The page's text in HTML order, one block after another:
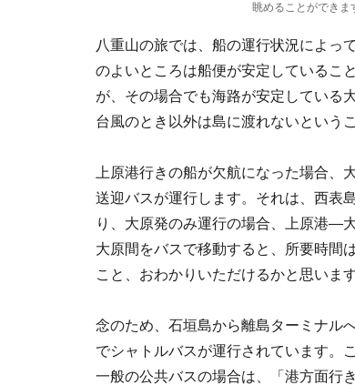
眺めることができま
八重山の旅では、船の運行状況によっ
のよいところは船便が安定しているこ
が、その場合でも海路が安定している
台風のとき以外は島に渡れないという
上原港行きの船が欠航になった場合
送迎バスが運行します。それは、西表
り、大原発のみ運行の場合、上原港—
大原間をバスで移動すると、所要時間
こと、おわかりいただけるかと思います
念のため、石垣島から離島ターミナル
でシャトルバスが運行されています
一般の公共バスの場合は、「港方面行